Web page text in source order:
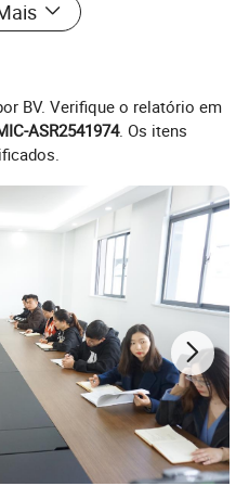
Boeep pertence ao
água e gravilha de tipo
pode funcionar
Vortex Grit. A gravilha
Grit é levantada ou
para maior separação,
BV. Verifique o relatório em
ASR2541974. Os itens